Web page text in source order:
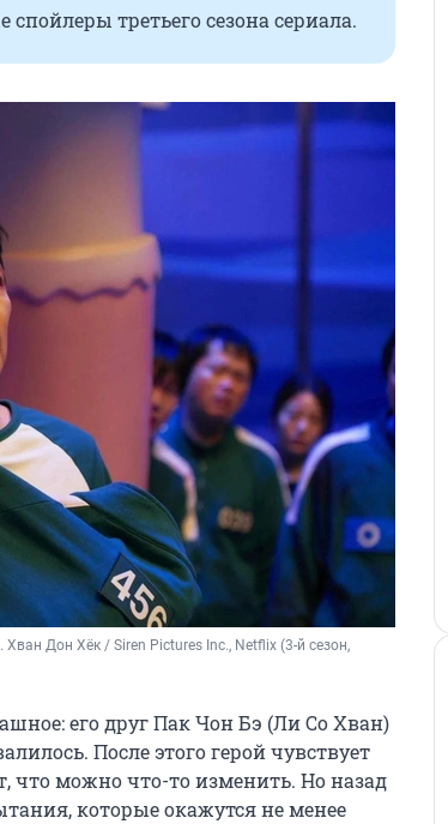
третьего сезона сериала.
Дон Хёк / Siren Pictures Inc., Netflix (3-й сезон,
его друг Пак Чон Бэ (Ли Со Хван)
После этого герой чувствует
что можно что-то изменить. Но назад
которые окажутся не менее